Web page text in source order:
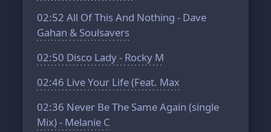
02:52 All Of This And Nothing - Dave
Gahan & Soulsavers
02:50 Disco Lady - Rocky M
02:46 Live Your Life (Feat. Max
02:36 Never Be The Same Again (single
Mix) - Melanie C